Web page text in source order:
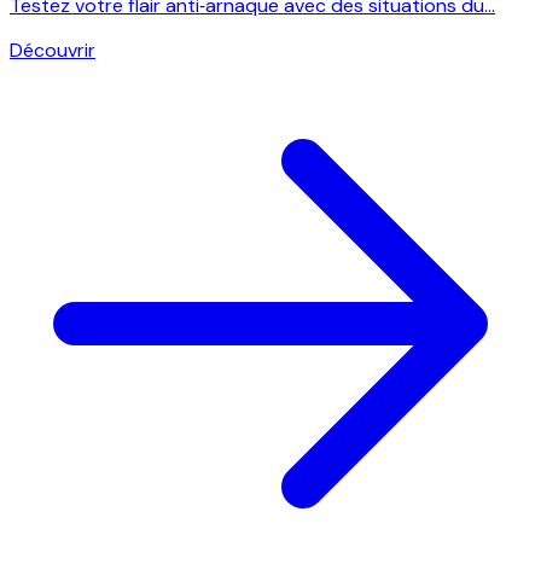
Testez votre flair anti‑arnaque avec des situations du...
Découvrir